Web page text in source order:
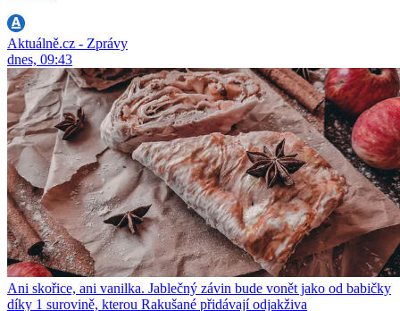
Aktuálně.cz - Zprávy
dnes, 09:43
Ani skořice, ani vanilka. Jablečný závin bude vonět jako od babičky
díky 1 surovině, kterou Rakušané přidávají odjakživa